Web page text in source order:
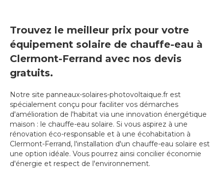
Trouvez le meilleur prix pour votre
équipement solaire de chauffe-eau à
Clermont-Ferrand avec nos devis
gratuits.
Notre site panneaux-solaires-photovoltaique.fr est
spécialement conçu pour faciliter vos démarches
d'amélioration de l'habitat via une innovation énergétique
maison : le chauffe-eau solaire. Si vous aspirez à une
rénovation éco-responsable et à une écohabitation à
Clermont-Ferrand, l'installation d'un chauffe-eau solaire est
une option idéale. Vous pourrez ainsi concilier économie
d'énergie et respect de l'environnement.